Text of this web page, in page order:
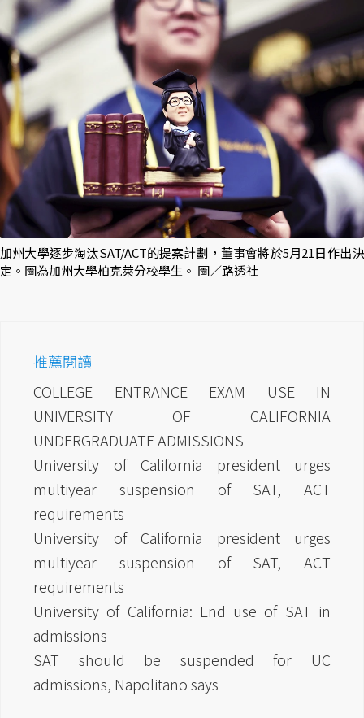
加州大學逐步淘汰SAT/ACT的提案計劃，董事會將於5月21日作出決
定。圖為加州大學柏克萊分校學生。 圖／路透社
推薦閱讀
COLLEGE ENTRANCE EXAM USE IN
UNIVERSITY OF CALIFORNIA
UNDERGRADUATE ADMISSIONS
University of California president urges
multiyear suspension of SAT, ACT
requirements
University of California president urges
multiyear suspension of SAT, ACT
requirements
University of California: End use of SAT in
admissions
SAT should be suspended for UC
admissions, Napolitano says